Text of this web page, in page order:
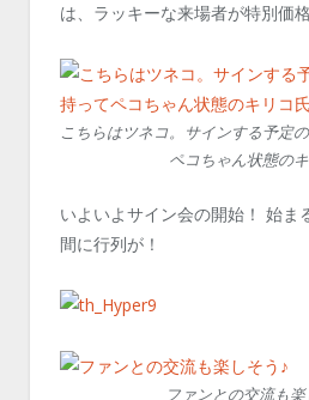
は、ラッキーな来場者が特別価
こちらはツネコ。サインする予定
ペコちゃん状態の
いよいよサイン会の開始！ 始ま
間に行列が！
ファンとの交流も